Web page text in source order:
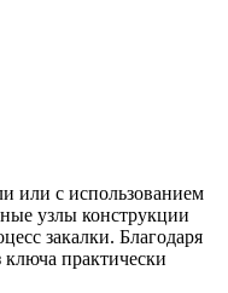
или с использованием
узлы конструкции
закалки. Благодаря
ключа практически